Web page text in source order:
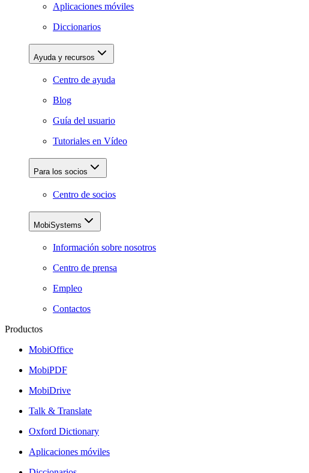
Aplicaciones móviles
Diccionarios
Ayuda y recursos
Centro de ayuda
Blog
Guía del usuario
Tutoriales en Vídeo
Para los socios
Centro de socios
MobiSystems
Información sobre nosotros
Centro de prensa
Empleo
Contactos
Productos
MobiOffice
MobiPDF
MobiDrive
Talk & Translate
Oxford Dictionary
Aplicaciones móviles